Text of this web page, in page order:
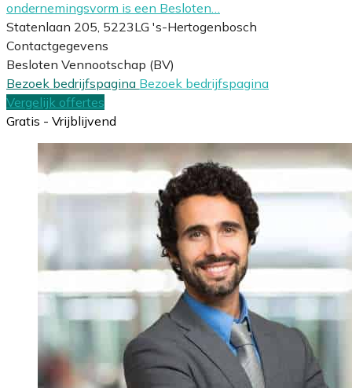
ondernemingsvorm is een Besloten…
Statenlaan 205, 5223LG 's-Hertogenbosch
Contactgegevens
Besloten Vennootschap (BV)
Bezoek bedrijfspagina Bezoek bedrijfspagina
Vergelijk offertes
Gratis - Vrijblijvend